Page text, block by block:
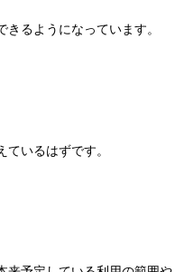
るようになっています。
いるはずです。